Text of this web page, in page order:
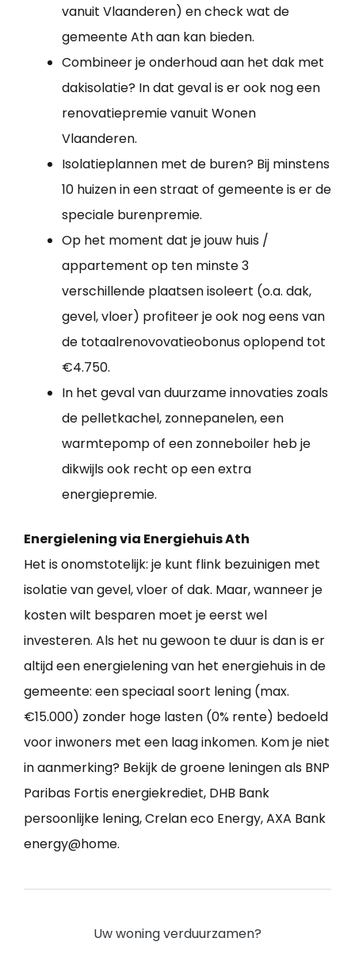
vanuit Vlaanderen) en check wat de
gemeente Ath aan kan bieden.
Combineer je onderhoud aan het dak met
dakisolatie? In dat geval is er ook nog een
renovatiepremie vanuit Wonen
Vlaanderen.
Isolatieplannen met de buren? Bij minstens
10 huizen in een straat of gemeente is er de
speciale burenpremie.
Op het moment dat je jouw huis /
appartement op ten minste 3
verschillende plaatsen isoleert (o.a. dak,
gevel, vloer) profiteer je ook nog eens van
de totaalrenovovatieobonus oplopend tot
€4.750.
In het geval van duurzame innovaties zoals
de pelletkachel, zonnepanelen, een
warmtepomp of een zonneboiler heb je
dikwijls ook recht op een extra
energiepremie.
Energielening via Energiehuis Ath
Het is onomstotelijk: je kunt flink bezuinigen met
isolatie van gevel, vloer of dak. Maar, wanneer je
kosten wilt besparen moet je eerst wel
investeren. Als het nu gewoon te duur is dan is er
altijd een energielening van het energiehuis in de
gemeente: een speciaal soort lening (max.
€15.000) zonder hoge lasten (0% rente) bedoeld
voor inwoners met een laag inkomen. Kom je niet
in aanmerking? Bekijk de groene leningen als BNP
Paribas Fortis energiekrediet, DHB Bank
persoonlijke lening, Crelan eco Energy, AXA Bank
energy@home.
Uw woning verduurzamen?